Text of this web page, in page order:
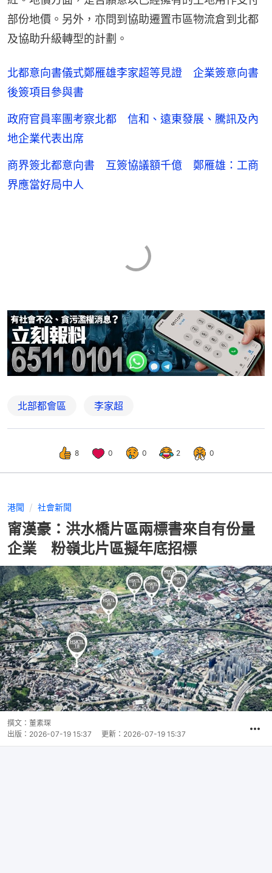
部份地價。另外，亦問到協助遷置市區物流倉到北都
及協助升級轉型的計劃。
北都意向書儀式鄭雁雄李家超等見證 企業簽意向書
後簽項目參與書
政府官員率團考察北都 信和、遠東發展、騰訊及內
地企業代表出席
商界簽北都意向書 互簽協議額千億 鄭雁雄：工商
界應當好局中人
北部都會區 李家超
8 0 0 2 0
港聞 社會新聞
甯漢豪：洪水橋片區兩標書來自有份量
企業 粉嶺北片區擬年底招標
撰文： 董素琛
出版： 2026-07-19 15:37 更新： 2026-07-19 15:37